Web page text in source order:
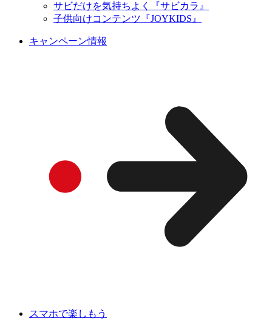
サビだけを気持ちよく『サビカラ』
子供向けコンテンツ『JOYKIDS』
キャンペーン情報
スマホで楽しもう